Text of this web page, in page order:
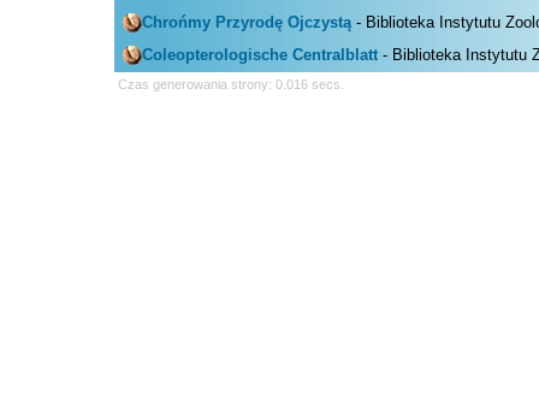
Chrońmy Przyrodę Ojczystą- Biblioteka Instytutu
Coleopterologische Centralblatt - Biblioteka Instytutu
Czas generowania strony: 0.016 secs.